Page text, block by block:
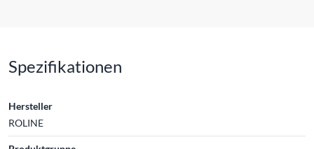
Spezifikationen
Hersteller
ROLINE